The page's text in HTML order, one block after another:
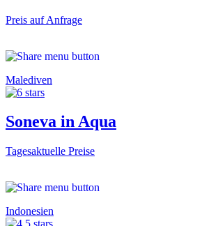
Preis auf Anfrage
Malediven
Soneva in Aqua
Tagesaktuelle Preise
Indonesien